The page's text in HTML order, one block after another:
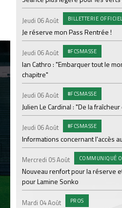
Jeudi 06 Août BILLETTERIE
Je réserve mon Pass Rentrée !
Jeudi 06 Août #FCSMASSE
Ian Cathro : "Embarquer tout le
chapitre"
Jeudi 06 Août #FCSMASSE
Julien Le Cardinal : "De la
Jeudi 06 Août #FCSMASSE
Informations concernant l'accès
Mercredi 05 Août COMMUNIQUÉ
Nouveau renfort pour la réserve
pour Lamine Sonko
Mardi 04 Août PROS